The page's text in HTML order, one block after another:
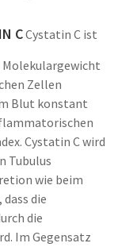
CCystatin C ist
Zellen
Blut konstant
Cystatin C wird
Tubulus
wie beim
die
die
Im Gegensatz